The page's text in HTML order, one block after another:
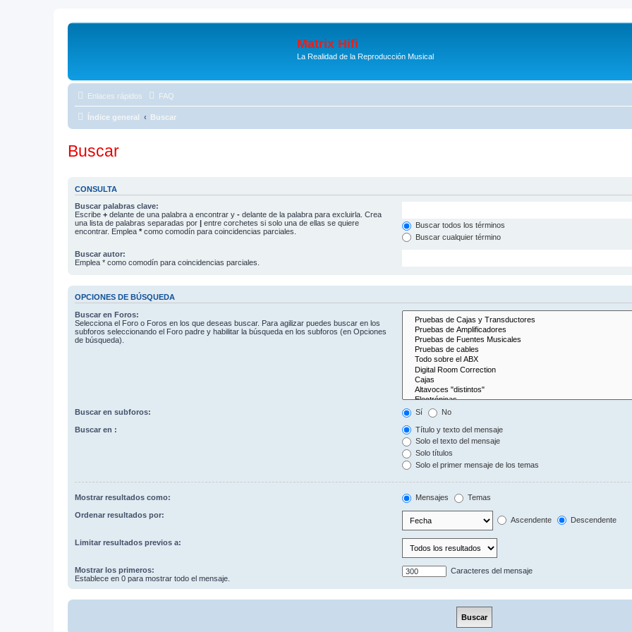
Matrix Hifi
La Realidad de la Reproducción Musical
Enlaces rápidos FAQ
Índice general Buscar
Buscar
CONSULTA
Buscar palabras clave:
Escribe + delante de una palabra a encontrar y - delante de la palabra para excluirla. Crea
una lista de palabras separadas por | entre corchetes si solo una de ellas se quiere
encontrar. Emplea * como comodín para coincidencias parciales.
Buscar todos los términos
Buscar cualquier término
Buscar autor:
Emplea * como comodín para coincidencias parciales.
OPCIONES DE BÚSQUEDA
Buscar en Foros:
Selecciona el Foro o Foros en los que deseas buscar. Para agilizar puedes buscar en los
subforos seleccionando el Foro padre y habilitar la búsqueda en los subforos (en Opciones
de búsqueda).
Buscar en subforos: Sí No
Buscar en :
Título y texto del mensaje
Solo el texto del mensaje
Solo títulos
Solo el primer mensaje de los temas
Mostrar resultados como: Mensajes Temas
Ordenar resultados por:
Ascendente Descendente
Limitar resultados previos a:
Mostrar los primeros:
Establece en 0 para mostrar todo el mensaje.
Caracteres del mensaje